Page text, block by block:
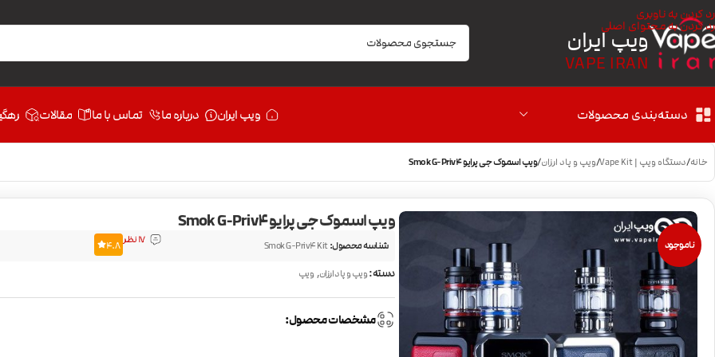
رد کردن به ناوبری
رد کردن به محتوای اصلی
ویپ ایران
VAPE IRAN
دسته‌بندی محصولات ویپ ایران درباره ما تماس با ما مقالات
خانه/دستگاه ویپ | Vape Kit /ویپ و پاد ارزان/ویپ اسموک جی پرایو Smok G-Priv4
ناموجود
ویپ اسموک جی پرایو Smok G-Priv4
شناسه محصول:Smok G-Priv4 Kit 17 نظر 4.8
دسته:ویپ و پاد ارزان, ویپ
مشخصات محصول: